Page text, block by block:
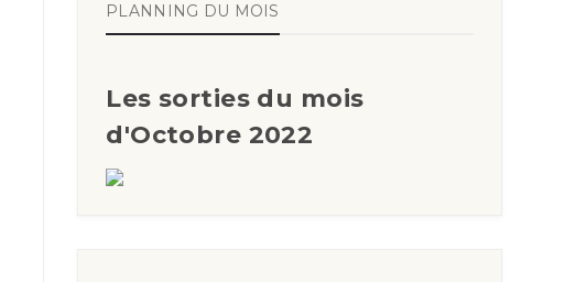
PLANNING DU MOIS
Les sorties du mois
d'Octobre 2022